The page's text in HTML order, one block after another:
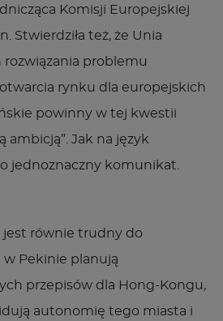
Komisji Europejskiej
Stwierdziła też, że Unia
problemu
rynku dla europejskich
powinny w tej kwestii
ambicją”. Jak na język
jednoznaczny komunikat.
równie trudny do
w Pekinie planują
przepisów dla Hong-Kongu,
autonomię tego miasta i